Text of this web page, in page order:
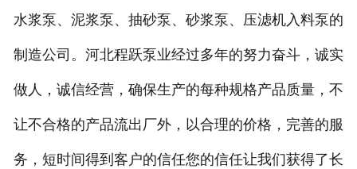
水浆泵、泥浆泵、抽砂泵、砂浆泵、压滤机入料泵的
制造公司。河北程跃泵业经过多年的努力奋斗，诚实
做人，诚信经营，确保生产的每种规格产品质量，不
让不合格的产品流出厂外，以合理的价格，完善的服
务，短时间得到客户的信任您的信任让我们获得了长